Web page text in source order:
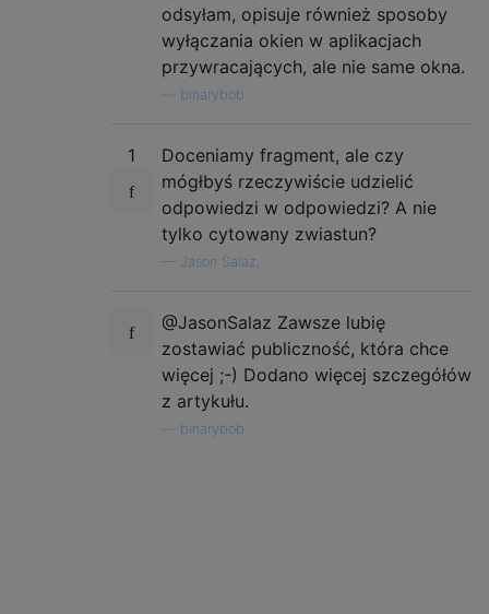
odsyłam, opisuje również sposoby
wyłączania okien w aplikacjach
przywracających, ale nie same okna.
binarybob
1
Doceniamy fragment, ale czy
mógłbyś rzeczywiście udzielić
odpowiedzi w odpowiedzi? A nie
tylko cytowany zwiastun?
Jason Salaz,
@JasonSalaz Zawsze lubię
zostawiać publiczność, która chce
więcej ;-) Dodano więcej szczegółów
z artykułu.
binarybob